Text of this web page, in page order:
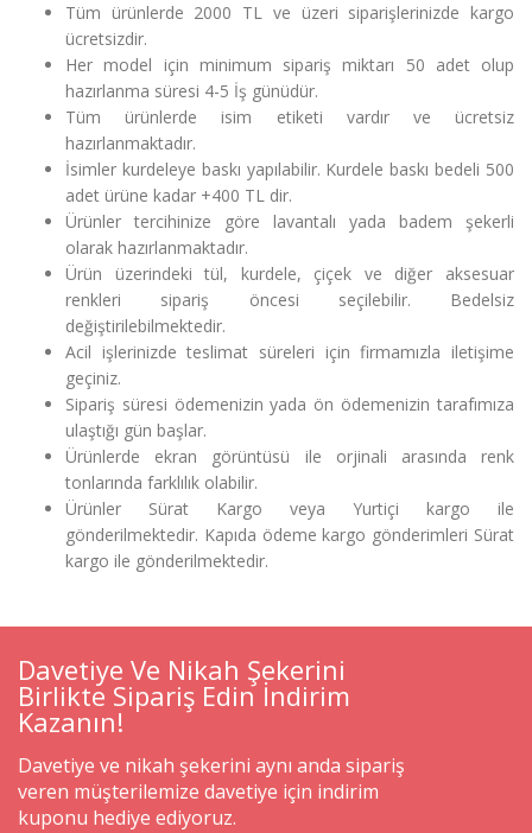
Tüm ürünlerde 2000 TL ve üzeri siparişlerinizde kargo
ücretsizdir.
Her model için minimum sipariş miktarı 50 adet olup
hazırlanma süresi 4-5 İş günüdür.
Tüm ürünlerde isim etiketi vardır ve ücretsiz
hazırlanmaktadır.
İsimler kurdeleye baskı yapılabilir. Kurdele baskı bedeli 500
adet ürüne kadar +400 TL dir.
Ürünler tercihinize göre lavantalı yada badem şekerli
olarak hazırlanmaktadır.
Ürün üzerindeki tül, kurdele, çiçek ve diğer aksesuar
renkleri sipariş öncesi seçilebilir. Bedelsiz
değiştirilebilmektedir.
Acil işlerinizde teslimat süreleri için firmamızla iletişime
geçiniz.
Sipariş süresi ödemenizin yada ön ödemenizin tarafımıza
ulaştığı gün başlar.
Ürünlerde ekran görüntüsü ile orjinali arasında renk
tonlarında farklılık olabilir.
Ürünler Sürat Kargo veya Yurtiçi kargo ile
gönderilmektedir. Kapıda ödeme kargo gönderimleri Sürat
kargo ile gönderilmektedir.
Davetiye Ve Nikah Şekerini
Birlikte Sipariş Edin İndirim
Kazanın!
Davetiye ve nikah şekerini aynı anda sipariş
veren müşterilemize davetiye için indirim
kuponu hediye ediyoruz.